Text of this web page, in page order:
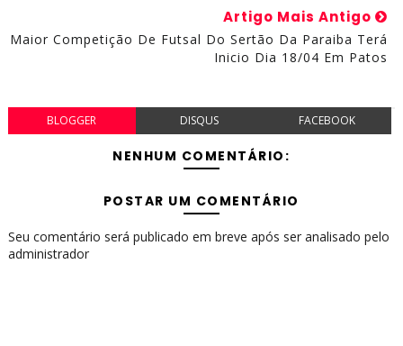
Artigo Mais Antigo
Maior Competição De Futsal Do Sertão Da Paraiba Terá
Inicio Dia 18/04 Em Patos
BLOGGER DISQUS FACEBOOK
NENHUM COMENTÁRIO:
POSTAR UM COMENTÁRIO
Seu comentário será publicado em breve após ser analisado pelo
administrador